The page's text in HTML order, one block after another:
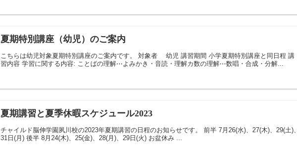
夏期特別講座（幼児）のご案内
こちらは幼児対象夏期特別講座のご案内です。 対象者 幼児 講習期間 小学夏期特別講座と同日程 講
習内容 学習に関する内容: ことばの理解⋯よみかき・音読・理解カ数の理解⋯数唱・合成・分解...
夏期講習と夏季休暇スケジュール2023
チャイルド脳伸学園夙川校の2023年夏期講習の日程のお知らせです。 前半 7月26(水)、27(木)、29(土)、
31日(月) 後半 8月24(木)、25(金)、28(月)、29日(火) お盆休み ...